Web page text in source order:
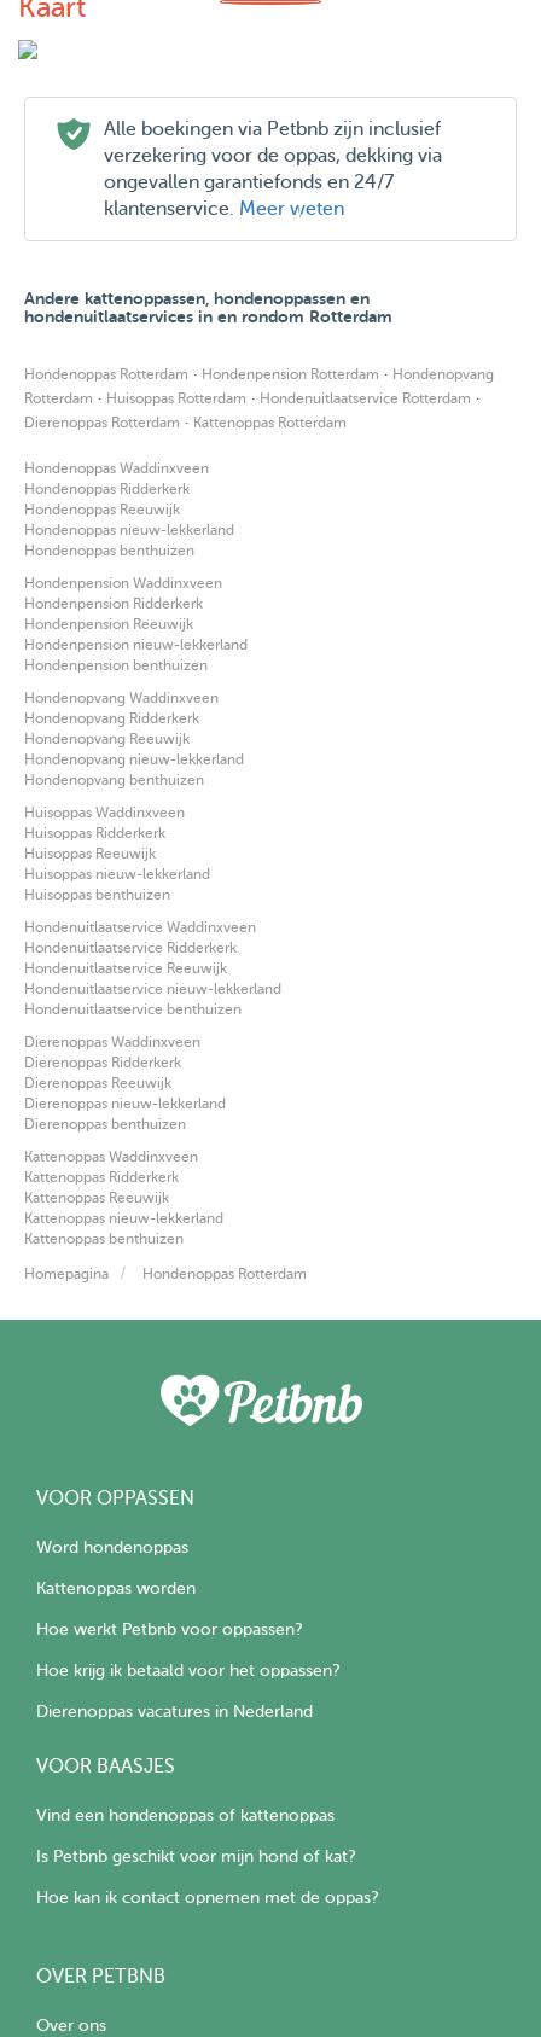
Kaart
Alle boekingen via Petbnb zijn inclusief
verzekering voor de oppas, dekking via
ongevallen garantiefonds en 24/7
klantenservice. Meer weten
Andere kattenoppassen, hondenoppassen en
hondenuitlaatservices in en rondom Rotterdam
Hondenoppas Rotterdam · Hondenpension Rotterdam · Hondenopvang
Rotterdam · Huisoppas Rotterdam · Hondenuitlaatservice Rotterdam ·
Dierenoppas Rotterdam · Kattenoppas Rotterdam
Hondenoppas Waddinxveen
Hondenoppas Ridderkerk
Hondenoppas Reeuwijk
Hondenoppas nieuw-lekkerland
Hondenoppas benthuizen
Hondenpension Waddinxveen
Hondenpension Ridderkerk
Hondenpension Reeuwijk
Hondenpension nieuw-lekkerland
Hondenpension benthuizen
Hondenopvang Waddinxveen
Hondenopvang Ridderkerk
Hondenopvang Reeuwijk
Hondenopvang nieuw-lekkerland
Hondenopvang benthuizen
Huisoppas Waddinxveen
Huisoppas Ridderkerk
Huisoppas Reeuwijk
Huisoppas nieuw-lekkerland
Huisoppas benthuizen
Hondenuitlaatservice Waddinxveen
Hondenuitlaatservice Ridderkerk
Hondenuitlaatservice Reeuwijk
Hondenuitlaatservice nieuw-lekkerland
Hondenuitlaatservice benthuizen
Dierenoppas Waddinxveen
Dierenoppas Ridderkerk
Dierenoppas Reeuwijk
Dierenoppas nieuw-lekkerland
Dierenoppas benthuizen
Kattenoppas Waddinxveen
Kattenoppas Ridderkerk
Kattenoppas Reeuwijk
Kattenoppas nieuw-lekkerland
Kattenoppas benthuizen
Homepagina Hondenoppas Rotterdam
VOOR OPPASSEN
Word hondenoppas
Kattenoppas worden
Hoe werkt Petbnb voor oppassen?
Hoe krijg ik betaald voor het oppassen?
Dierenoppas vacatures in Nederland
VOOR BAASJES
Vind een hondenoppas of kattenoppas
Is Petbnb geschikt voor mijn hond of kat?
Hoe kan ik contact opnemen met de oppas?
OVER PETBNB
Over ons